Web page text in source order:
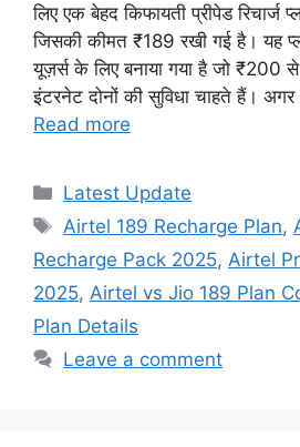
लिए एक बेहद किफायती प्रीपेड रिचार्ज
जिसकी कीमत ₹189 रखी गई है। यह
यूज़र्स के लिए बनाया गया है जो ₹200
इंटरनेट दोनों की सुविधा चाहते हैं। अगर
Read more
Categories
Latest Update
Tags
Airtel 189 Recharge Plan,
Recharge Pack 2025, Airtel
2025, Airtel vs Jio 189 Plan
Plan Details
Leave a comment